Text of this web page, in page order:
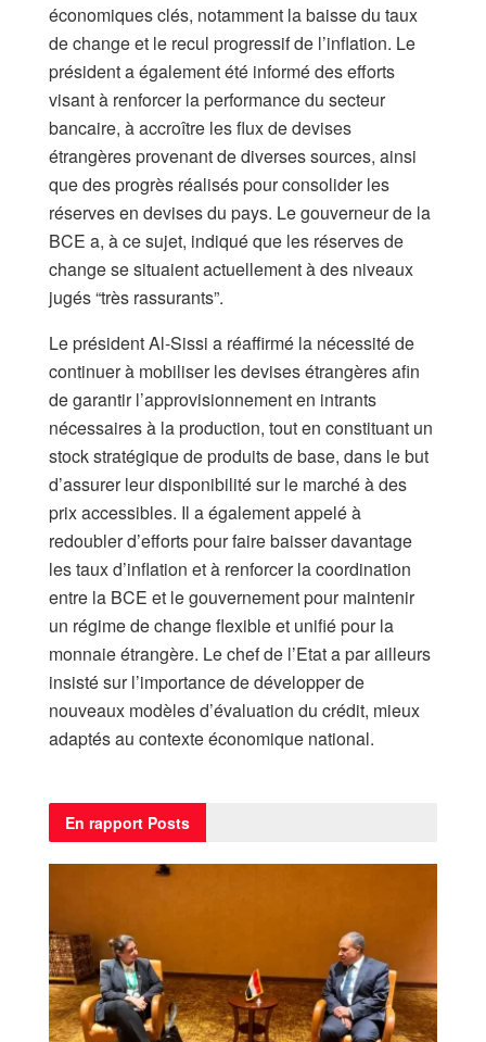
économiques clés, notamment la baisse du taux
de change et le recul progressif de l’inflation. Le
président a également été informé des efforts
visant à renforcer la performance du secteur
bancaire, à accroître les flux de devises
étrangères provenant de diverses sources, ainsi
que des progrès réalisés pour consolider les
réserves en devises du pays. Le gouverneur de la
BCE a, à ce sujet, indiqué que les réserves de
change se situaient actuellement à des niveaux
jugés “très rassurants”.
Le président Al-Sissi a réaffirmé la nécessité de
continuer à mobiliser les devises étrangères afin
de garantir l’approvisionnement en intrants
nécessaires à la production, tout en constituant un
stock stratégique de produits de base, dans le but
d’assurer leur disponibilité sur le marché à des
prix accessibles. Il a également appelé à
redoubler d’efforts pour faire baisser davantage
les taux d’inflation et à renforcer la coordination
entre la BCE et le gouvernement pour maintenir
un régime de change flexible et unifié pour la
monnaie étrangère. Le chef de l’Etat a par ailleurs
insisté sur l’importance de développer de
nouveaux modèles d’évaluation du crédit, mieux
adaptés au contexte économique national.
En rapport Posts